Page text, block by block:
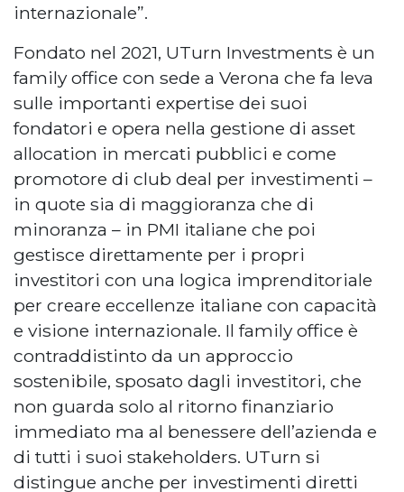
internazionale”.
Fondato nel 2021, UTurn Investments è un
family office con sede a Verona che fa leva
sulle importanti expertise dei suoi
fondatori e opera nella gestione di asset
allocation in mercati pubblici e come
promotore di club deal per investimenti –
in quote sia di maggioranza che di
minoranza – in PMI italiane che poi
gestisce direttamente per i propri
investitori con una logica imprenditoriale
per creare eccellenze italiane con capacità
e visione internazionale. Il family office è
contraddistinto da un approccio
sostenibile, sposato dagli investitori, che
non guarda solo al ritorno finanziario
immediato ma al benessere dell’azienda e
di tutti i suoi stakeholders. UTurn si
distingue anche per investimenti diretti